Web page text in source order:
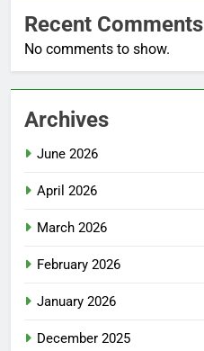
Recent Comments
No comments to show.
Archives
June 2026
April 2026
March 2026
February 2026
January 2026
December 2025